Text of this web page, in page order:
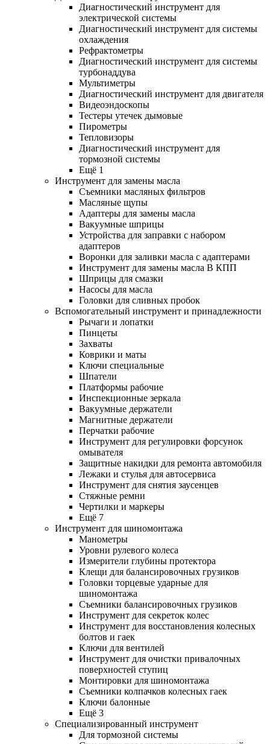
Диагностический инструмент для
электрической системы
Диагностический инструмент для системы
охлаждения
Рефрактометры
Диагностический инструмент для системы
турбонаддува
Мультиметры
Диагностический инструмент для двигателя
Видеоэндоскопы
Тестеры утечек дымовые
Пирометры
Тепловизоры
Диагностический инструмент для
тормозной системы
Ещё 1
Инструмент для замены масла
Съемники масляных фильтров
Масляные щупы
Адаптеры для замены масла
Вакуумные шприцы
Устройства для заправки с набором
адаптеров
Воронки для заливки масла с адаптерами
Инструмент для замены масла В КПП
Шприцы для смазки
Насосы для масла
Головки для сливных пробок
Вспомогательный инструмент и принадлежности
Рычаги и лопатки
Пинцеты
Захваты
Коврики и маты
Ключи специальные
Шпатели
Платформы рабочие
Инспекционные зеркала
Вакуумные держатели
Магнитные держатели
Перчатки рабочие
Инструмент для регулировки форсунок
омывателя
Защитные накидки для ремонта автомобиля
Лежаки и стулья для автосервиса
Инструмент для снятия заусенцев
Стяжные ремни
Чертилки и маркеры
Ещё 7
Инструмент для шиномонтажа
Манометры
Уровни рулевого колеса
Измерители глубины протектора
Клещи для балансировочных грузиков
Головки торцевые ударные для
шиномонтажа
Съемники балансировочных грузиков
Инструмент для секреток колес
Инструмент для восстановления колесных
болтов и гаек
Ключи для вентилей
Инструмент для очистки привалочных
поверхностей ступиц
Монтировки для шиномонтажа
Съемники колпачков колесных гаек
Ключи балонные
Ещё 3
Специализированный инструмент
Для тормозной системы